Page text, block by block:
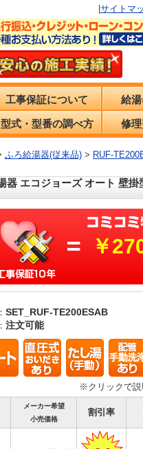
サイトマ
工事保証について 給
型式・型番の調べ方 修
ふろ給湯器(従来品) > RUF-
器 エコジョーズ オート 壁掛
￥
SET_RUF-TE200ESAB
注文可能
※クリックで説
メーカー希望
小売価格
割引率